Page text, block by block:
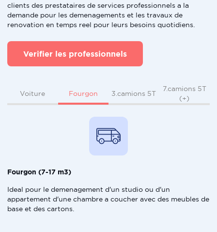
clients des prestataires de services professionnels a la
demande pour les demenagements et les travaux de
renovation en temps reel pour leurs besoins quotidiens.
Verifier les professionnels
Voiture Fourgon 3.camions 5T
7.camions 5T
(+)
Fourgon (7-17 m3)
Ideal pour le demenagement d'un studio ou d'un
appartement d'une chambre a coucher avec des meubles de
base et des cartons.